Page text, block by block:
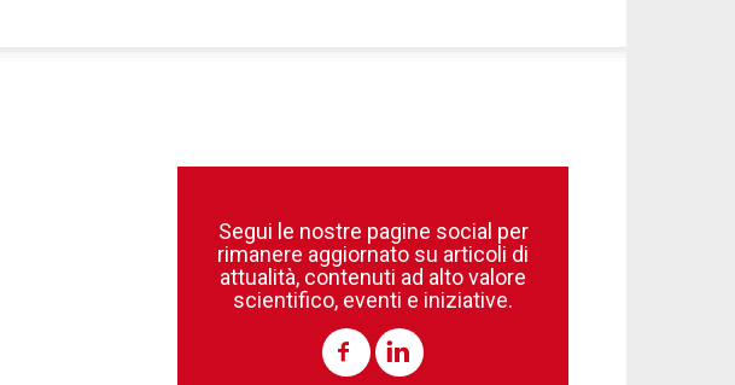
Segui le nostre pagine social per
rimanere aggiornato su articoli di
attualità, contenuti ad alto valore
scientifico, eventi e iniziative.